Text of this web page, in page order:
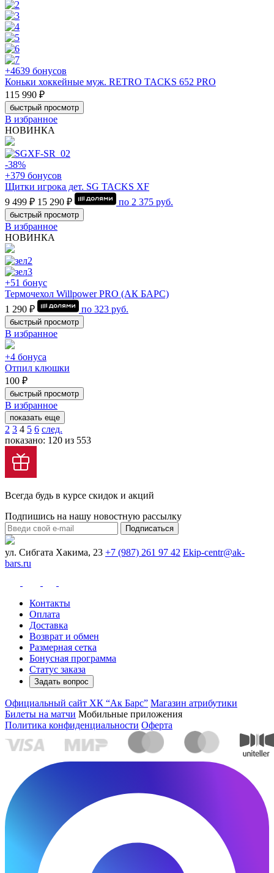
+4639 бонусов
Коньки хоккейные муж. RETRO TACKS 652 PRO
115 990 ₽
быстрый просмотр
В избранное
НОВИНКА
-38%
+379 бонусов
Щитки игрока дет. SG TACKS XF
9 499 ₽ 15 290 ₽ по 2 375 руб.
быстрый просмотр
В избранное
НОВИНКА
+51 бонус
Термочехол Willpower PRO (АК БАРС)
1 290 ₽
по 323 руб.
быстрый просмотр
В избранное
+4 бонуса
Отпил клюшки
100 ₽
быстрый просмотр
В избранное
показать еще
2 3 4 5 6 след.
показано: 120 из 553
Всегда будь в курсе скидок и акций
Подпишись на нашу новостную рассылку
Подписаться
ул. Сибгата Хакима, 23 +7 (987) 261 97 42 Ekip-centr@ak-
bars.ru
Контакты
Оплата
Доставка
Возврат и обмен
Размерная сетка
Бонусная программа
Статус заказа
Задать вопрос
Официальный сайт ХК “Ак Барс” Магазин атрибутики
Билеты на матчи Мобильные приложения
Политика конфиденциальности Оферта